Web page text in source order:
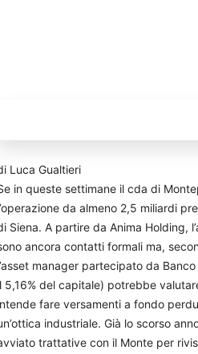
Luca Gualtieri
in queste settimane il cda di
da almeno 2,5 miliardi
Siena. A partire da Anima Holding,
ancora contatti formali ma,
manager partecipato da
5,16% del capitale) potrebbe
fare versamenti a fondo
industriale. Già lo scorso
trattative con il Monte per